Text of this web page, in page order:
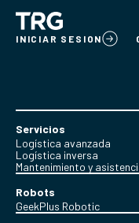
INICIAR SESION
Servicios
Logística avanzada
Logística inversa
Mantenimiento y
Robots
GeekPlus Robotic